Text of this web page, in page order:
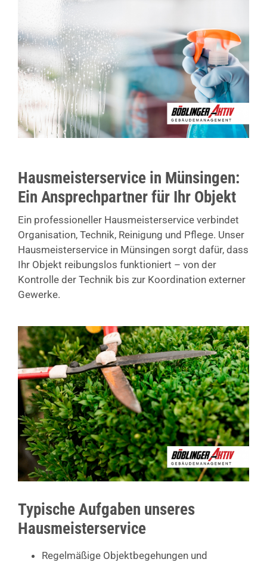
Hausmeisterservice in Münsingen:
Ein Ansprechpartner für Ihr Objekt
Ein professioneller Hausmeisterservice verbindet
Organisation, Technik, Reinigung und Pflege. Unser
Hausmeisterservice in Münsingen sorgt dafür, dass
Ihr Objekt reibungslos funktioniert – von der
Kontrolle der Technik bis zur Koordination externer
Gewerke.
Typische Aufgaben unseres
Hausmeisterservice
Regelmäßige Objektbegehungen und